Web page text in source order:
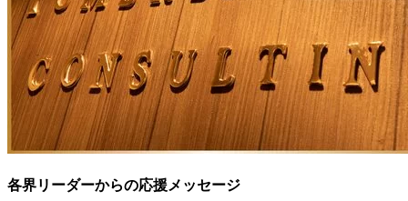
各界リーダーからの応援メッセージ